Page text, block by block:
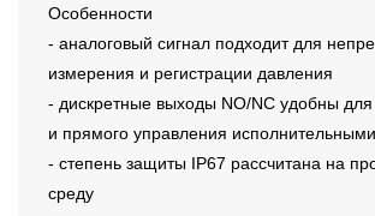
Особенности
- аналоговый сигнал подходит для
измерения и регистрации давления
- дискретные выходы NO/NC удобны для
и прямого управления
- степень защиты IP67 рассчитана на
среду